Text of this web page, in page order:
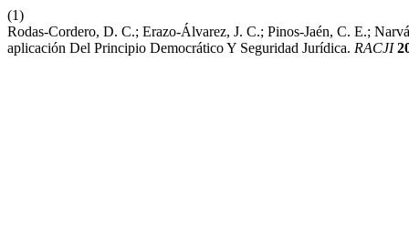
(1)
Rodas-Cordero, D. C.; Erazo-Álvarez, J. C.; Pinos-Jaén, C. E.;
aplicación Del Principio Democrático Y Seguridad Jurídica. RACJI